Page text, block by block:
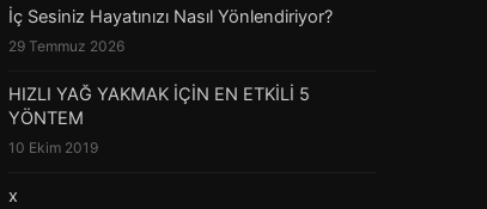
İç Sesiniz Hayatınızı Nasıl Yönlendiriyor?
29 Temmuz 2026
HIZLI YAĞ YAKMAK İÇİN EN ETKİLİ 5
YÖNTEM
10 Ekim 2019
x